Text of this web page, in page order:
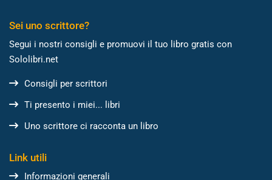
Sei uno scrittore?
Segui i nostri consigli e promuovi il tuo libro gratis con
Sololibri.net
Consigli per scrittori
Ti presento i miei... libri
Uno scrittore ci racconta un libro
Link utili
Informazioni generali